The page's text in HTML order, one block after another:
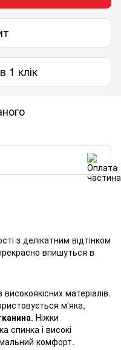
1 клік
з делікатним відтінком
впишуться в
матеріалів.
м'яка,
. Ніжки
спинка і високі
комфорт.